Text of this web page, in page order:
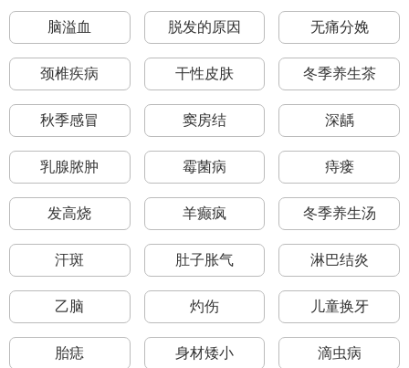
脑溢血 脱发的原因 无痛分娩
颈椎疾病 干性皮肤 冬季养生茶
秋季感冒 窦房结 深龋
乳腺脓肿 霉菌病 痔瘘
发高烧 羊癫疯 冬季养生汤
汗斑 肚子胀气 淋巴结炎
乙脑 灼伤 儿童换牙
胎痣 身材矮小 滴虫病